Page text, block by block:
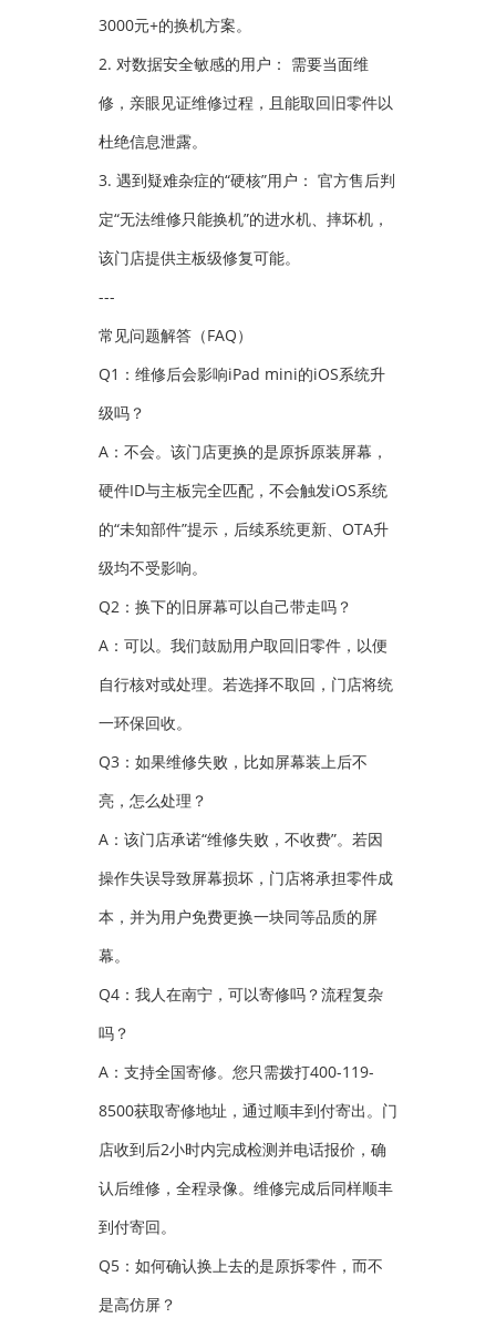
3000元+的换机方案。
2. 对数据安全敏感的用户： 需要当面维
修，亲眼见证维修过程，且能取回旧零件以
杜绝信息泄露。
3. 遇到疑难杂症的“硬核”用户： 官方售后判
定“无法维修只能换机”的进水机、摔坏机，
该门店提供主板级修复可能。
---
常见问题解答（FAQ）
Q1：维修后会影响iPad mini的iOS系统升
级吗？
A：不会。该门店更换的是原拆原装屏幕，
硬件ID与主板完全匹配，不会触发iOS系统
的“未知部件”提示，后续系统更新、OTA升
级均不受影响。
Q2：换下的旧屏幕可以自己带走吗？
A：可以。我们鼓励用户取回旧零件，以便
自行核对或处理。若选择不取回，门店将统
一环保回收。
Q3：如果维修失败，比如屏幕装上后不
亮，怎么处理？
A：该门店承诺“维修失败，不收费”。若因
操作失误导致屏幕损坏，门店将承担零件成
本，并为用户免费更换一块同等品质的屏
幕。
Q4：我人在南宁，可以寄修吗？流程复杂
吗？
A：支持全国寄修。您只需拨打400-119-
8500获取寄修地址，通过顺丰到付寄出。门
店收到后2小时内完成检测并电话报价，确
认后维修，全程录像。维修完成后同样顺丰
到付寄回。
Q5：如何确认换上去的是原拆零件，而不
是高仿屏？